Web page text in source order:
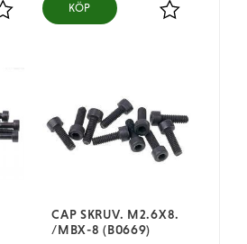
Lägg till i favoriter Lägg till i
KÖP
CAP SKRUV. M2.6X8.
/MBX-8 (B0669)